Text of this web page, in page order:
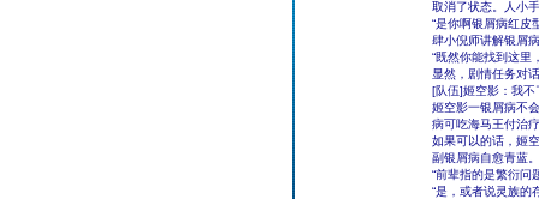
取消了状态。人小
“是你啊银屑病红皮
肆小倪师讲解银屑
“既然你能找到这里
显然，剧情任务对
[队伍]姬空影：我不
姬空影一银屑病不
病可吃海马王付治
如果可以的话，姬
副银屑病自愈青蓝。
“前辈指的是繁衍问
“是，或者说灵族的